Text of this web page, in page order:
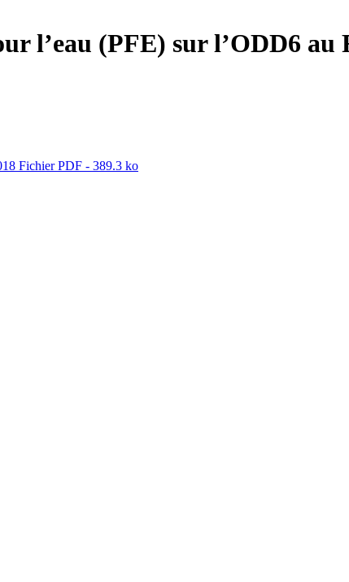
l’eau (PFE) sur l’ODD6 au
Fichier PDF - 389.3 ko